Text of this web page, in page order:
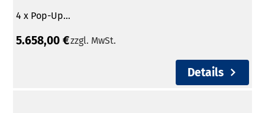
4 x Pop-Up...
5.658,00 €zzgl. MwSt.
Details